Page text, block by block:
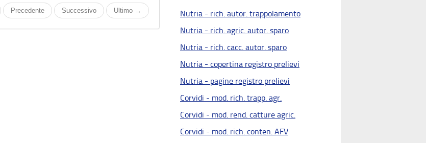
Precedente Successivo Ultimo →
Nutria - rich. autor. trappolamento
Nutria - rich. agric. autor. sparo
Nutria - rich. cacc. autor. sparo
Nutria - copertina registro prelievi
Nutria - pagine registro prelievi
Corvidi - mod. rich. trapp. agr.
Corvidi - mod. rend. catture agric.
Corvidi - mod. rich. conten. AFV